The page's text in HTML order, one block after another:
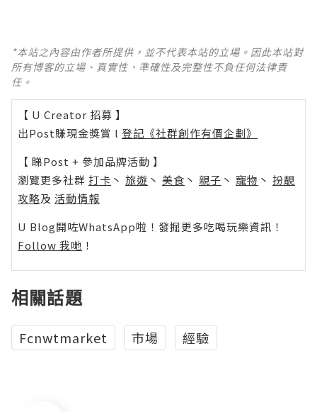
*本站之內容由作者所提供，並不代表本站的立場。因此本站對
所有博客的立場、真實性、準確性及完整性不負任何法律責
任。
【 U Creator 招募 】
出Post賺現金獎賞 l 登記《社群創作有價企劃》
【 睇Post + 參加品牌活動 】
瀏覽更多社群 打卡 丶 旅遊 丶 美食 丶 親子 丶 寵物 丶 扮靚
攻略及 活動情報
U Blog開咗WhatsApp啦！發掘更多吃喝玩樂資訊！
Follow 我哋 ！
相關話題
Fcnwtmarket 市場 經驗